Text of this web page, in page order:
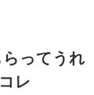
ってうれ
レ